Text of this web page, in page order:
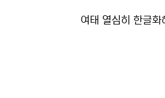
본문
여태 열심히 한글